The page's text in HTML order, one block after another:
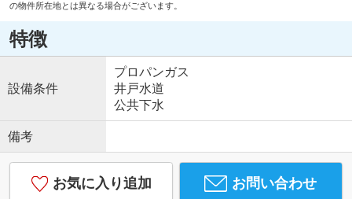
の物件所在地とは異なる場合がございます。
特徴
設備条件
プロパンガス
井戸水道
公共下水
備考
お気に入り追加 お問い合わせ